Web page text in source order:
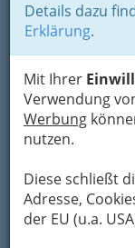
Details dazu
Erklärung.
Mit Ihrer
Verwendung
Werbung
nutzen.
Diese schließt
Adresse,
der EU (u.a.
02.05.2025
Graz
Kategorien
Datenquelle:
Details
..